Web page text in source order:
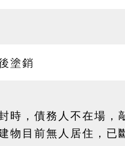
塗銷
時，債務人不在場
物目前無人居住，